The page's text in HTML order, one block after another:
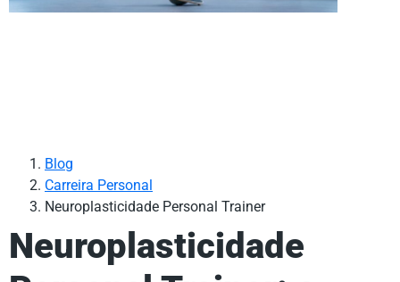
Blog
Carreira Personal
Neuroplasticidade Personal Trainer
Neuroplasticidade